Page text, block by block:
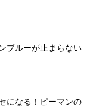
プルーが止まらない
になる！ピーマンの